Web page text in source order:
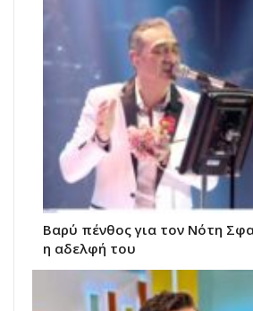
Βαρύ πένθος για τον Νότη
η αδελφή του